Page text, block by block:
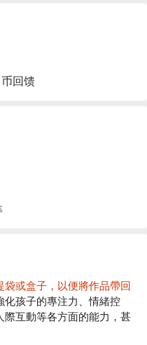
回馈
袋或盒子，以便將作品帶回
孩子的專注力、情緒控
互動等各方面的能力，甚